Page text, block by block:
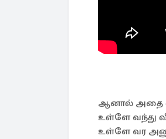
ஆனால் அதை
உள்ளே வந்து
உள்ளே வர